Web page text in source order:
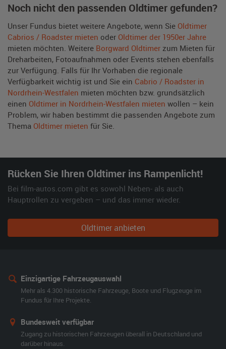
Noch nicht den passenden Oldtimer gefunden?
Unser Fundus bietet weitere Angebote, wenn Sie Oldtimer
Cabrios / Roadster mieten oder Oldtimer der 1950er Jahre
mieten möchten. Weitere Borgward Oldtimer zum Mieten für
Dreharbeiten, Fotoaufnahmen oder Events stehen ebenfalls
zur Verfügung. Falls für Ihr Vorhaben die regionale
Verfügbarkeit wichtig ist und Sie ein Cabrio / Roadster in
Nordrhein-Westfalen mieten möchten bzw. grundsätzlich
einen Oldtimer in Nordrhein-Westfalen mieten wollen – kein
Problem, wir haben bestimmt die passenden Angebote zum
Thema Oldtimer mieten für Sie.
Rücken Sie Ihren Oldtimer ins Rampenlicht!
Bei film-autos.com gibt es sowohl Neben- als auch
Hauptrollen zu vergeben – und das immer wieder.
Oldtimer anbieten
Einzigartige Fahrzeugauswahl
Mehr als 4.300 historische Fahrzeuge, Boote und Flugzeuge im
Fundus für Ihre Projekte.
Bundesweit verfügbar
Zugang zu historischen Fahrzeugen überall in Deutschland und
darüber hinaus.